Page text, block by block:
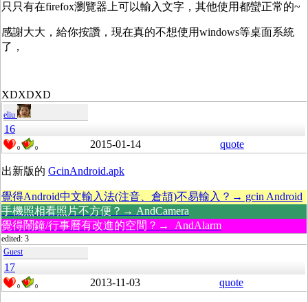
只只有在firefox瀏覽器上可以輸入文字，其他使用都蠻正常的~
感謝大大，給你按讚，現在真的不想使用windows等桌面系統
了，
XDXDXD
eliu
16
0 0 2015-01-14 quote
出新版的 GcinAndroid.apk
覺得Android中文輸入法(注音、倉頡)不易輸入？→ gcin Android
手機照相看照片不方便？→ AndCamera
覺得鬧鐘/行事曆有改進的空間？→ AndAlarm
edited: 3
Guest
17
0 0 2013-11-03 quote